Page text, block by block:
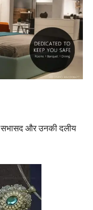
सभासद और उनकी दलीय